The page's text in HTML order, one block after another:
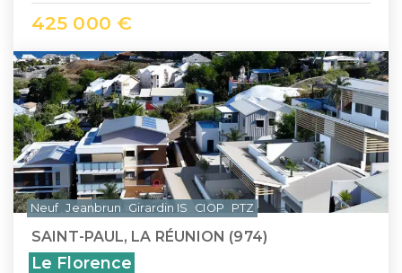
425 000 €
SAINT-PAUL, LA RÉUNION (974)
Le Florence
Neuf Jeanbrun Girardin IS CIOP PTZ